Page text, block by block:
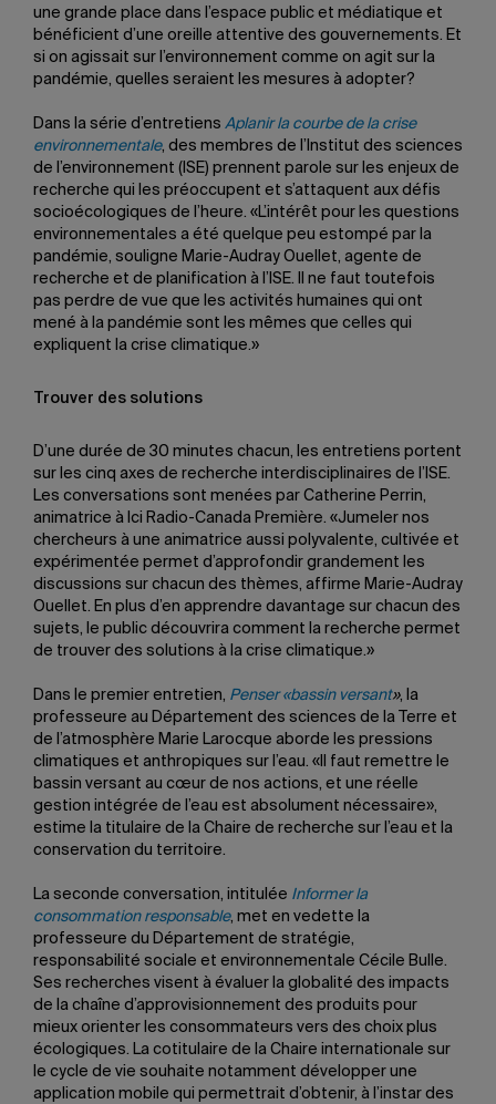
une grande place dans l’espace public et médiatique et
bénéficient d’une oreille attentive des gouvernements. Et
si on agissait sur l’environnement comme on agit sur la
pandémie, quelles seraient les mesures à adopter?
Dans la série d’entretiens Aplanir la courbe de la crise
environnementale, des membres de l’Institut des sciences
de l’environnement (ISE) prennent parole sur les enjeux de
recherche qui les préoccupent et s’attaquent aux défis
socioécologiques de l’heure. «L’intérêt pour les questions
environnementales a été quelque peu estompé par la
pandémie, souligne Marie-Audray Ouellet, agente de
recherche et de planification à l’ISE. Il ne faut toutefois
pas perdre de vue que les activités humaines qui ont
mené à la pandémie sont les mêmes que celles qui
expliquent la crise climatique.»
Trouver des solutions
D’une durée de 30 minutes chacun, les entretiens portent
sur les cinq axes de recherche interdisciplinaires de l’ISE.
Les conversations sont menées par Catherine Perrin,
animatrice à Ici Radio-Canada Première. «Jumeler nos
chercheurs à une animatrice aussi polyvalente, cultivée et
expérimentée permet d’approfondir grandement les
discussions sur chacun des thèmes, affirme Marie-Audray
Ouellet. En plus d’en apprendre davantage sur chacun des
sujets, le public découvrira comment la recherche permet
de trouver des solutions à la crise climatique.»
Dans le premier entretien, Penser «bassin versant», la
professeure au Département des sciences de la Terre et
de l’atmosphère Marie Larocque aborde les pressions
climatiques et anthropiques sur l’eau. «Il faut remettre le
bassin versant au cœur de nos actions, et une réelle
gestion intégrée de l’eau est absolument nécessaire»,
estime la titulaire de la Chaire de recherche sur l’eau et la
conservation du territoire.
La seconde conversation, intitulée Informer la
consommation responsable, met en vedette la
professeure du Département de stratégie,
responsabilité sociale et environnementale Cécile Bulle.
Ses recherches visent à évaluer la globalité des impacts
de la chaîne d’approvisionnement des produits pour
mieux orienter les consommateurs vers des choix plus
écologiques. La cotitulaire de la Chaire internationale sur
le cycle de vie souhaite notamment développer une
application mobile qui permettrait d’obtenir, à l’instar des